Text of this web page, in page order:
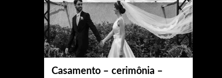
Casamento – cerimônia –